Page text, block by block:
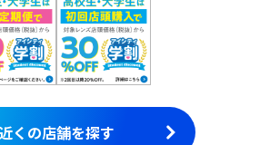
近くの店舗を探す